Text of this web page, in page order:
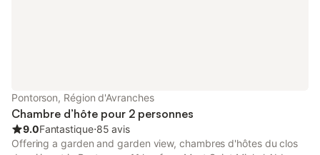
Pontorson, Région d'Avranches
Chambre d’hôte pour 2 personnes
9.0Fantastique⋅85 avis
Offering a garden and garden view, chambres d'hôtes du clos